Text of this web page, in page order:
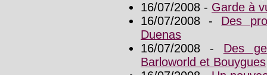
16/07/2008 - Garde à
16/07/2008 - Des
Duenas
16/07/2008 - Des
Barloworld et Bouygues